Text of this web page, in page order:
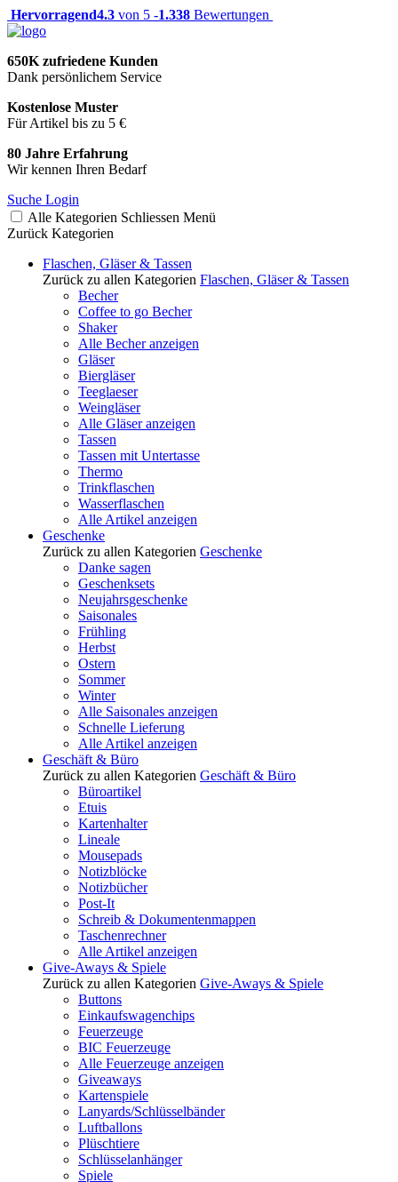
Hervorragend4.3 von 5 -1.338 Bewertungen
650K zufriedene Kunden
Dank persönlichem Service
Kostenlose Muster
Für Artikel bis zu 5 €
80 Jahre Erfahrung
Wir kennen Ihren Bedarf
Suche Login
Alle Kategorien Schliessen Menü
Zurück Kategorien
Flaschen, Gläser & Tassen
Zurück zu allen Kategorien Flaschen, Gläser & Tassen
Becher
Coffee to go Becher
Shaker
Alle Becher anzeigen
Gläser
Biergläser
Teeglaeser
Weingläser
Alle Gläser anzeigen
Tassen
Tassen mit Untertasse
Thermo
Trinkflaschen
Wasserflaschen
Alle Artikel anzeigen
Geschenke
Zurück zu allen Kategorien Geschenke
Danke sagen
Geschenksets
Neujahrsgeschenke
Saisonales
Frühling
Herbst
Ostern
Sommer
Winter
Alle Saisonales anzeigen
Schnelle Lieferung
Alle Artikel anzeigen
Geschäft & Büro
Zurück zu allen Kategorien Geschäft & Büro
Büroartikel
Etuis
Kartenhalter
Lineale
Mousepads
Notizblöcke
Notizbücher
Post-It
Schreib & Dokumentenmappen
Taschenrechner
Alle Artikel anzeigen
Give-Aways & Spiele
Zurück zu allen Kategorien Give-Aways & Spiele
Buttons
Einkaufswagenchips
Feuerzeuge
BIC Feuerzeuge
Alle Feuerzeuge anzeigen
Giveaways
Kartenspiele
Lanyards/Schlüsselbänder
Luftballons
Plüschtiere
Schlüsselanhänger
Spiele